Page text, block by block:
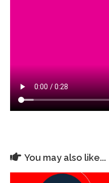
You may also like...